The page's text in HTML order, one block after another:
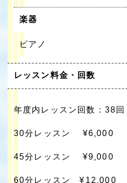
楽器
ピアノ
レッスン料金・回数
年度内レッスン回数：38回
30分レッスン ¥6,000
45分レッスン ¥9,000
60分レッスン ¥12,000